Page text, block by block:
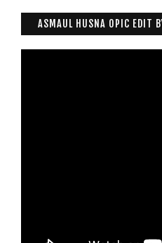
ASMAUL HUSNA OPIC EDIT